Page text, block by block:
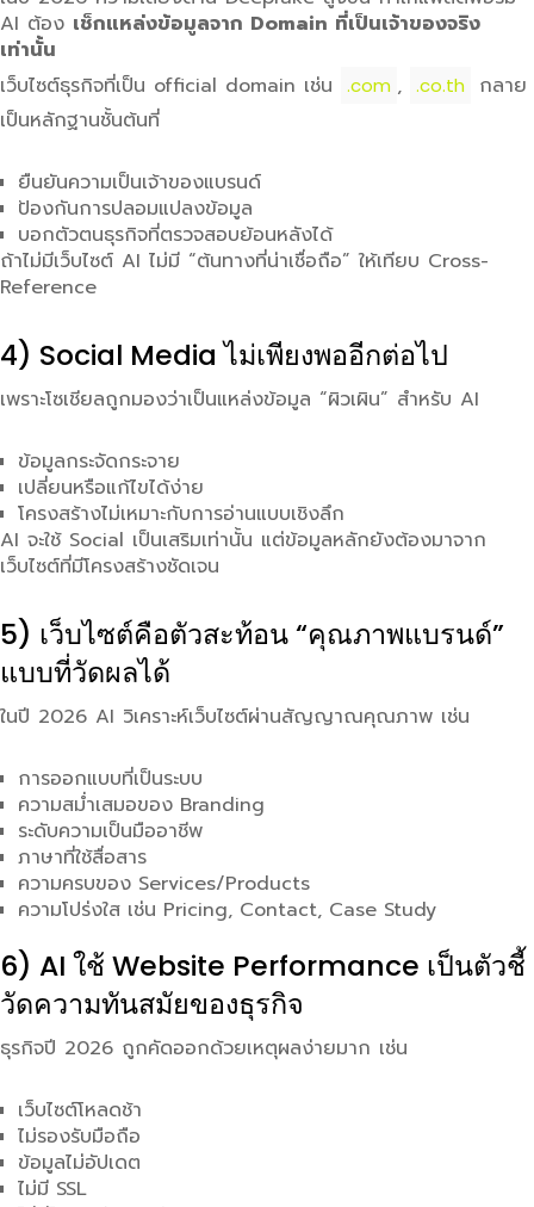
AI ต้อง เช็กแหล่งข้อมูลจาก Domain ที่เป็นเจ้าของจริง
เท่านั้น
เว็บไซต์ธุรกิจที่เป็น official domain เช่น
.com , .co.th
กลาย
เป็นหลักฐานชั้นต้นที่
ยืนยันความเป็นเจ้าของแบรนด์
ป้องกันการปลอมแปลงข้อมูล
บอกตัวตนธุรกิจที่ตรวจสอบย้อนหลังได้
ถ้าไม่มีเว็บไซต์ AI ไม่มี “ต้นทางที่น่าเชื่อถือ” ให้เทียบ Cross-
Reference
4) Social Media ไม่เพียงพออีกต่อไป
เพราะโซเชียลถูกมองว่าเป็นแหล่งข้อมูล “ผิวเผิน” สำหรับ AI
ข้อมูลกระจัดกระจาย
เปลี่ยนหรือแก้ไขได้ง่าย
โครงสร้างไม่เหมาะกับการอ่านแบบเชิงลึก
AI จะใช้ Social เป็นเสริมเท่านั้น แต่ข้อมูลหลักยังต้องมาจาก
เว็บไซต์ที่มีโครงสร้างชัดเจน
5) เว็บไซต์คือตัวสะท้อน “คุณภาพแบรนด์”
แบบที่วัดผลได้
ในปี 2026 AI วิเคราะห์เว็บไซต์ผ่านสัญญาณคุณภาพ เช่น
การออกแบบที่เป็นระบบ
ความสม่ำเสมอของ Branding
ระดับความเป็นมืออาชีพ
ภาษาที่ใช้สื่อสาร
ความครบของ Services/Products
ความโปร่งใส เช่น Pricing, Contact, Case Study
6) AI ใช้ Website Performance เป็นตัวชี้
วัดความทันสมัยของธุรกิจ
ธุรกิจปี 2026 ถูกคัดออกด้วยเหตุผลง่ายมาก เช่น
เว็บไซต์โหลดช้า
ไม่รองรับมือถือ
ข้อมูลไม่อัปเดต
ไม่มี SSL